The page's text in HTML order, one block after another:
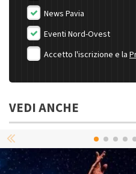
News Pavia
Eventi Nord-Ovest
Accetto l'iscrizione e la
VEDI ANCHE